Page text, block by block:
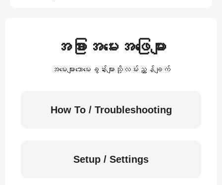
အခြားအမေးအဖြေများ
အမေးများသောမေးခွန်းများသို့လမ်းညွှန်ချက်
How To / Troubleshooting
Setup / Settings